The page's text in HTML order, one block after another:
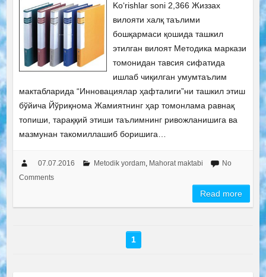
Ko‘rishlar soni 2,366 Жиззах
вилояти халқ таълими
бошқармаси қошида ташкил
этилган вилоят Методика маркази
томонидан тавсия сифатида
ишлаб чиқилган умумтаълим
мактабларида “Инновациялар ҳафталиги”ни ташкил этиш
бўйича Йўриқнома Жамиятнинг ҳар томонлама равнақ
топиши, тараққий этиши таълимнинг ривожланишига ва
мазмунан такомиллашиб боришига…
07.07.2016 Metodik yordam, Mahorat maktabi
No
Comments
Read more
1